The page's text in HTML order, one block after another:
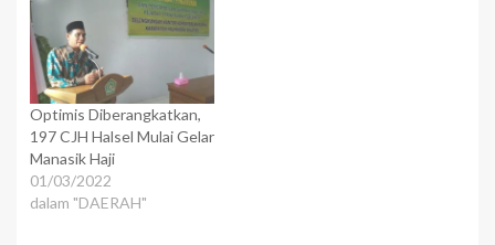
Optimis Diberangkatkan,
197 CJH Halsel Mulai Gelar
Manasik Haji
01/03/2022
dalam "DAERAH"